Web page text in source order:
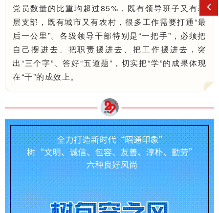
党员数量的比重均超过85%，既有领导班子又有基
层支部，既有城市又有农村，很多工作需要打通“最
后一公里”。各级领导干部特别是“一把手”，必须把
自己摆进去、把职责摆进去、把工作摆进去，突
出“三个字”、答好“五道题”，切实把“学”的成果体现
在“干”的成效上。